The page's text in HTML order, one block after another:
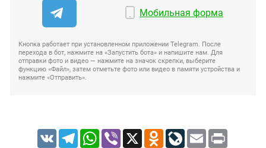
Мобильная форма
Кнопка работает при установленном приложении Telegram. После
перехода в бот, нажмите на «Запустить бота» и напишите нам. Для
отправки фото и видео — нажмите на значок скрепки, выберите
функцию «Файл», затем отметьте фото или видео в памяти устройства и
нажмите «Отправить».
VK TelegramWhatsApp
Viber X Odnoklassniki
LiveJournal
Email Print